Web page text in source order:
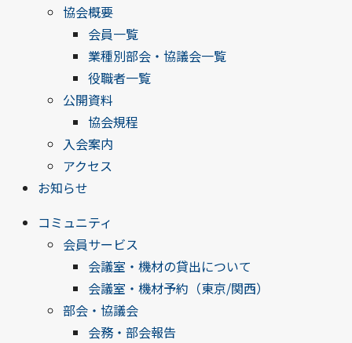
協会概要
会員一覧
業種別部会・協議会一覧
役職者一覧
公開資料
協会規程
入会案内
アクセス
お知らせ
コミュニティ
会員サービス
会議室・機材の貸出について
会議室・機材予約（東京/関西）
部会・協議会
会務・部会報告